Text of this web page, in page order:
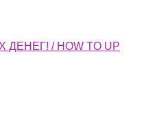
/ HOW TO UP